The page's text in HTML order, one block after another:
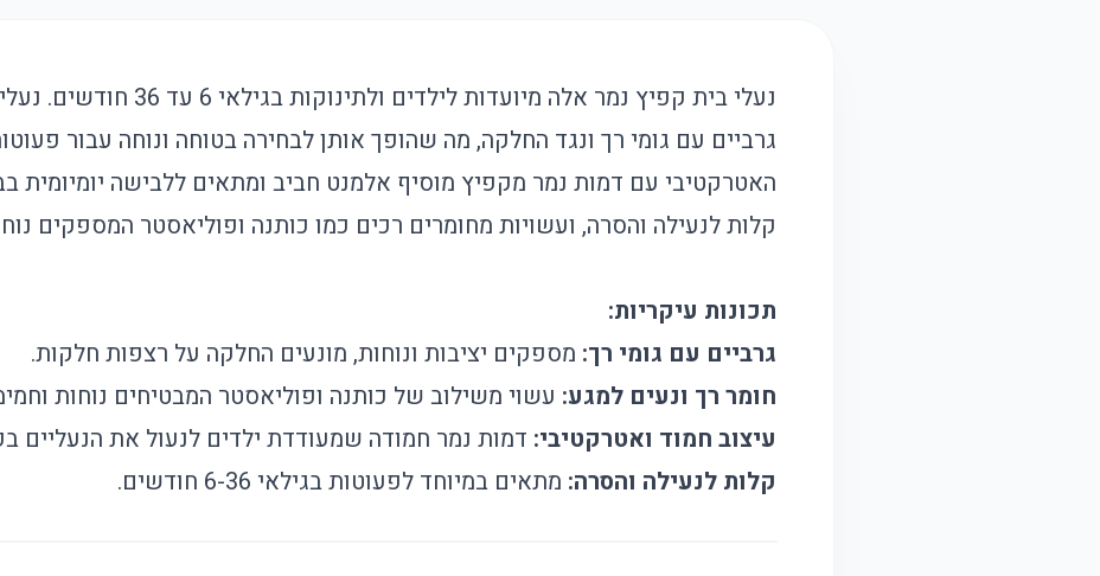
נעלי בית קפיץ נמר אלה מיועדות לילדים
גרביים עם גומי רך ונגד החלקה, מה שהופך אותן לבחירה בטוחה ונוחה עבור
האטרקטיבי עם דמות נמר מקפיץ מוסיף אלמנט חביב ומתאים ללבישה יומיומית
קלות לנעילה והסרה, ועשויות מחומרים רכים כמו כותנה ופוליאסטר המספקים
תכונות עיקריות:
גרביים עם גומי רך: מספקים יציבות ונוחות, מונעים החלקה על רצפות חלקות.
חומר רך ונעים למגע: עשוי משילוב של כותנה ופוליאסטר המבטיחים נוחות
עיצוב חמוד ואטרקטיבי: דמות נמר חמודה שמעודדת ילדים לנעול את הנעליים
קלות לנעילה והסרה: מתאים במיוחד לפעוטות בגילאי 6-36 חודשים.